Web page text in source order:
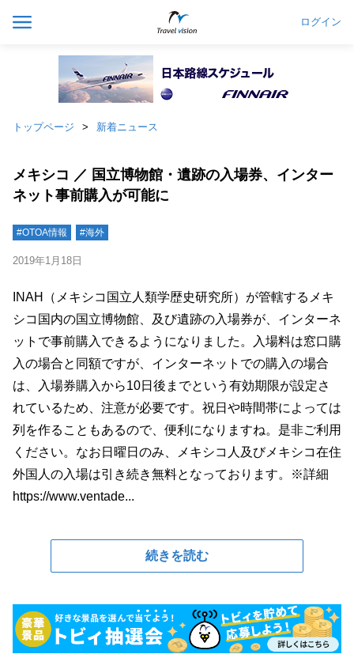
ログイン
トップページ 新着ニュース
メキシコ ／ 国立博物館・遺跡の入場券、インター
ネット事前購入が可能に
#OTOA情報 #海外
2019年1月18日
INAH（メキシコ国立人類学歴史研究所）が管轄するメキ
シコ国内の国立博物館、及び遺跡の入場券が、インターネ
ットで事前購入できるようになりました。入場料は窓口購
入の場合と同額ですが、インターネットでの購入の場合
は、入場券購入から10日後までという有効期限が設定さ
れているため、注意が必要です。祝日や時間帯によっては
列を作ることもあるので、便利になりますね。是非ご利用
ください。なお日曜日のみ、メキシコ人及びメキシコ在住
外国人の入場は引き続き無料となっております。※詳細
https://www.ventade...
続きを読む